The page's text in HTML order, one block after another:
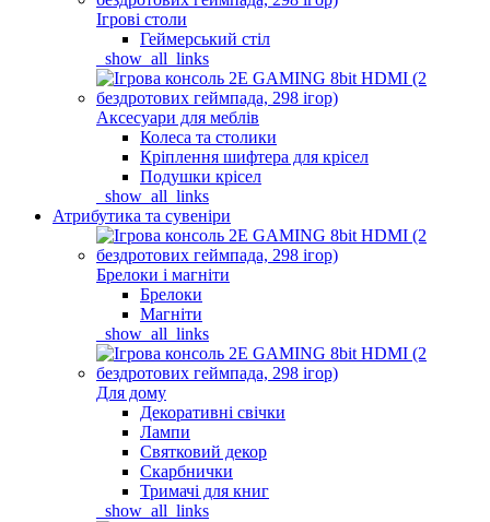
Ігрові столи
Геймерський стіл
_show_all_links
Аксесуари для меблів
Колеса та столики
Кріплення шифтера для крісел
Подушки крісел
_show_all_links
Атрибутика та сувеніри
Брелоки і магніти
Брелоки
Магніти
_show_all_links
Для дому
Декоративні свічки
Лампи
Святковий декор
Скарбнички
Тримачі для книг
_show_all_links